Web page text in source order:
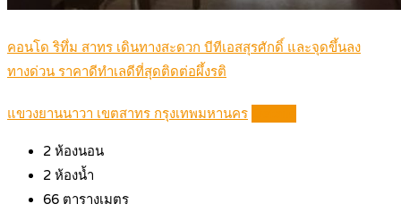
คอนโด ริทึ่ม สาทร เดินทางสะดวก บีทีเอสสุรศักดิ์ และจุดขึ้นลง
ทางด่วน ราคาดีทำเลดีที่สุดติดต่อผึ้งรติ
แขวงยานนาวา เขตสาทร กรุงเทพมหานคร
2 ห้องนอน
2 ห้องน้ำ
66 ตารางเมตร